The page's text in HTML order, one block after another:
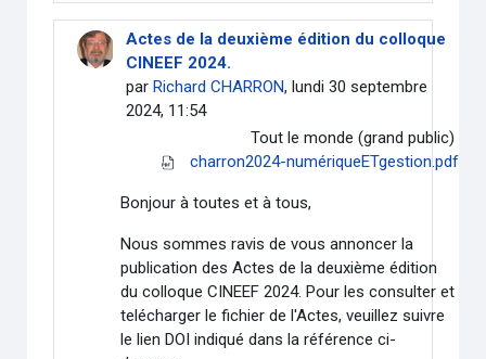
Actes de la deuxième édition du colloque
CINEEF 2024.
parRichard CHARRON, lundi 30 septembre
2024, 11:54
Tout le monde (grand public)
charron2024-numériqueETgestion.pdf
Bonjour à toutes et à tous,
Nous sommes ravis de vous annoncer la
publication des Actes de la deuxième édition
du colloque CINEEF 2024. Pour les consulter et
telécharger le fichier de l'Actes, veuillez suivre
le lien DOI indiqué dans la référence ci-